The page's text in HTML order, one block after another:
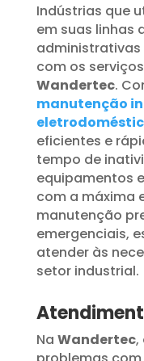
Indústrias que
em suas linhas
com os
Wandertec.
manutenção
eficientes e
tempo de
equipamentos
com a máxima
manutenção
emergenciais,
atender às
setor industrial.
Na Wandertec,